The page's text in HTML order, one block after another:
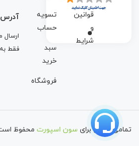
قوانین
و
شرایط
تسویه
حساب
سبد
خرید
فروشگاه
آدرس
فقط
تمامی حقوق برای سون اسپورت محفوظ